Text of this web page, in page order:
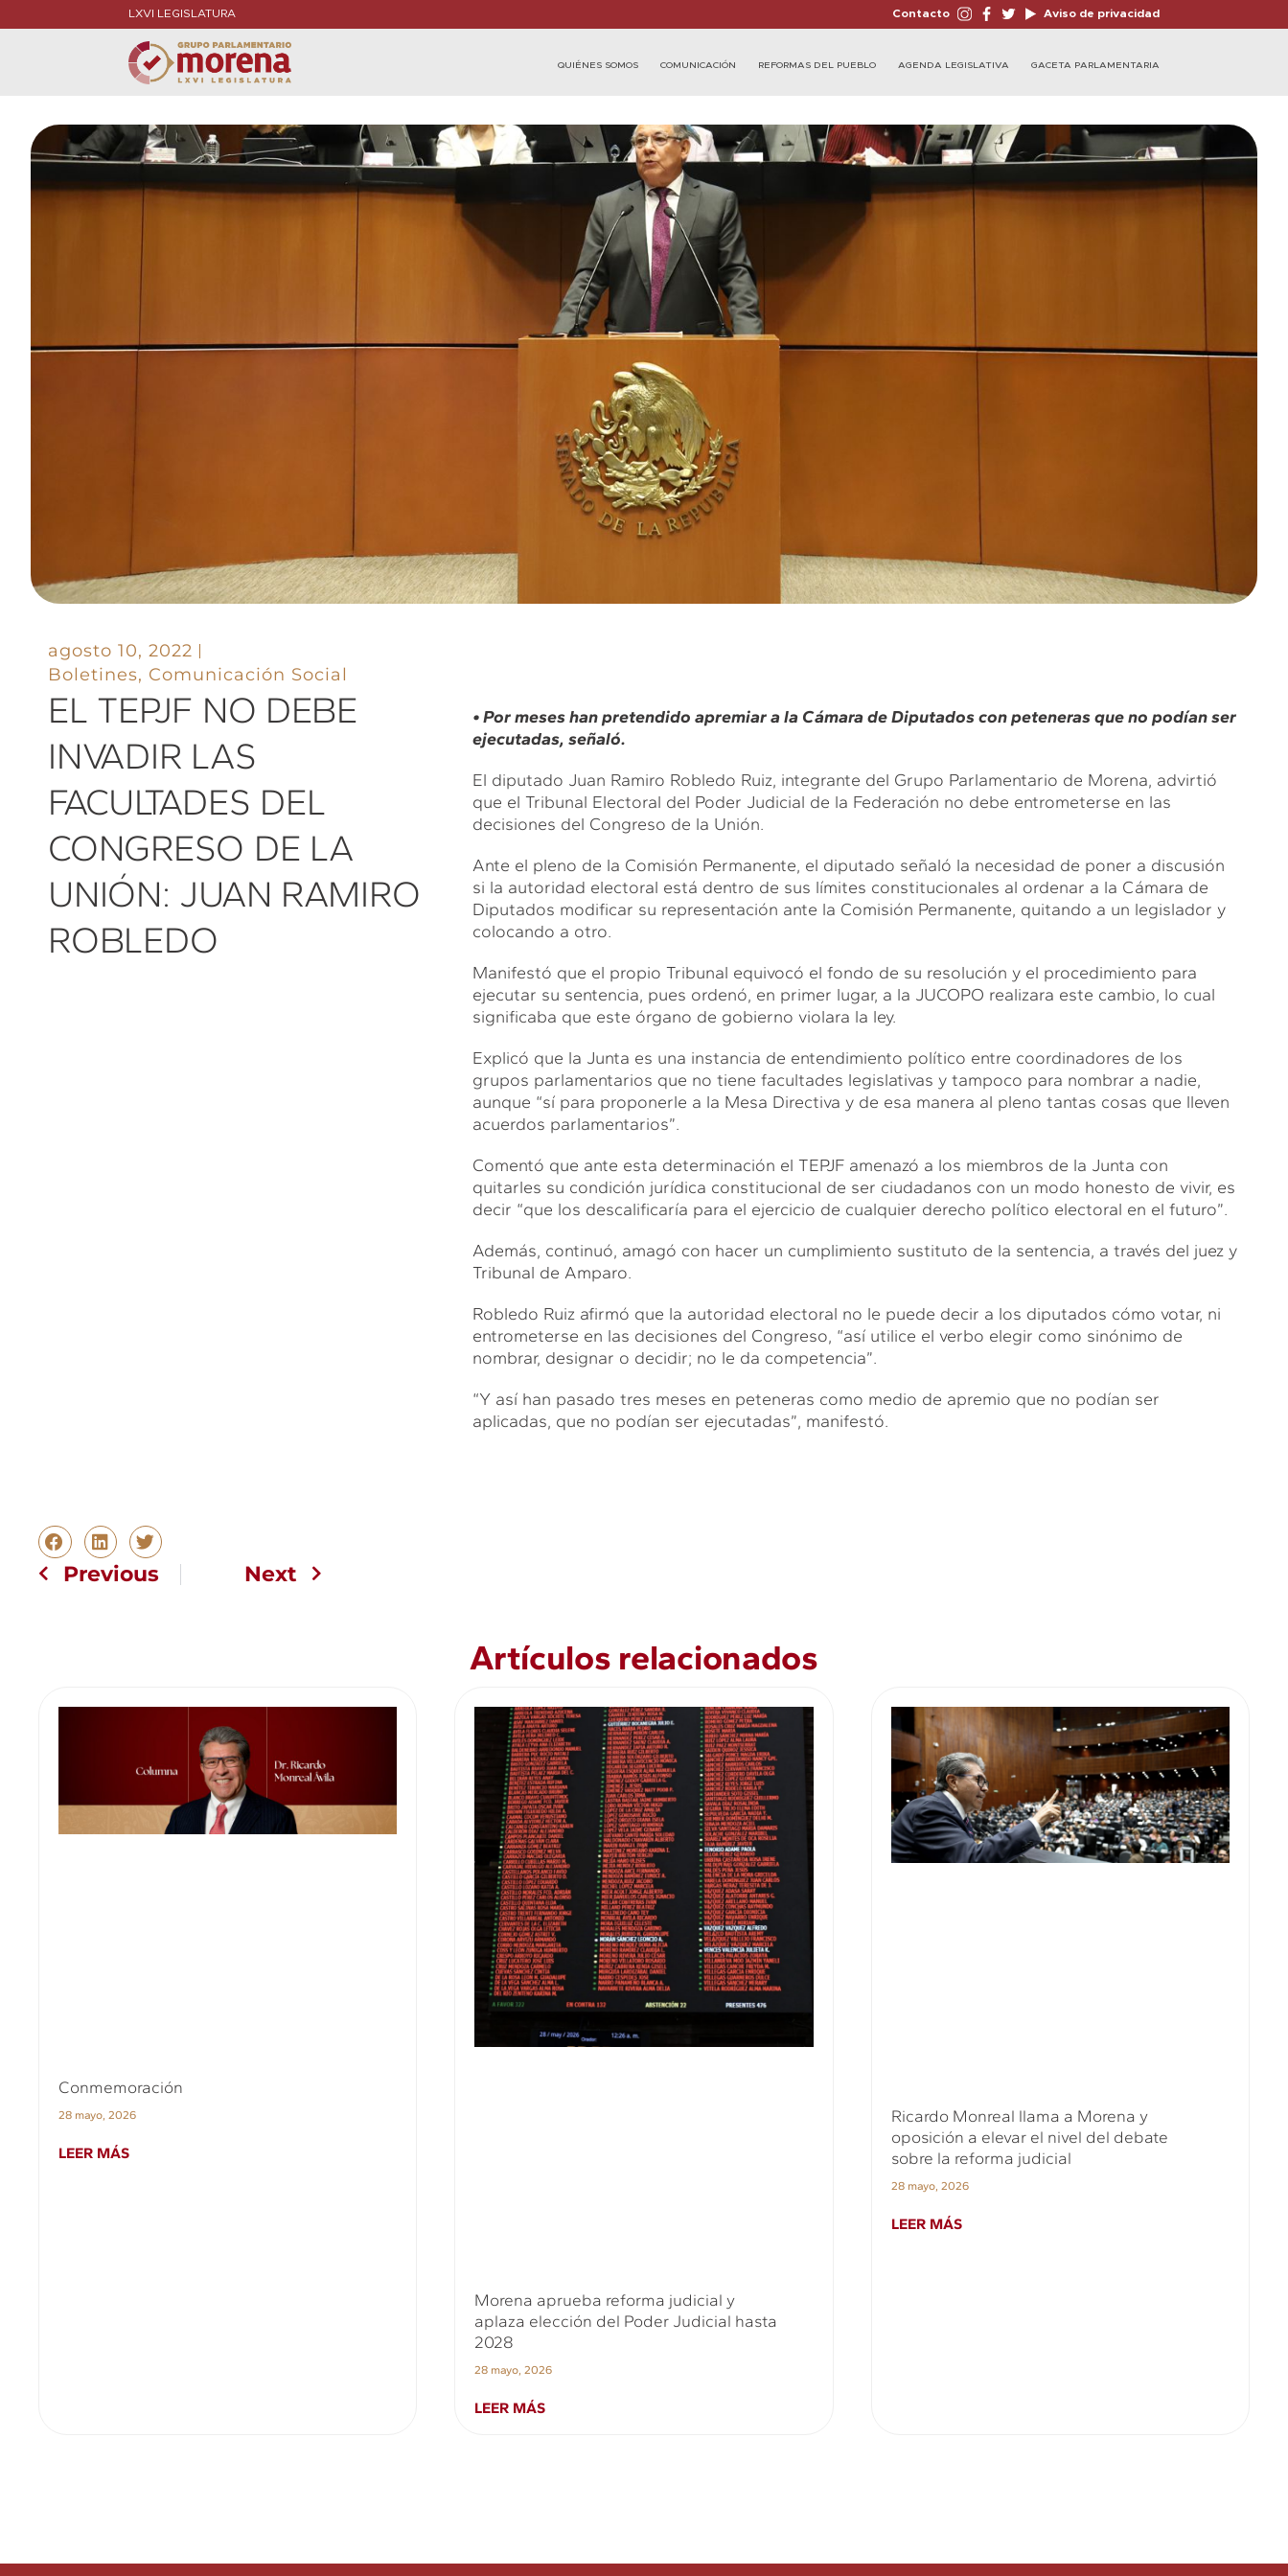
LXVI LEGISLATURA Contacto Aviso de privacidad
QUIÉNES SOMOS COMUNICACIÓN REFORMAS DEL PUEBLO AGENDA LEGISLATIVA GACETA PARLAMENTARIA
agosto 10, 2022
Boletines, Comunicación Social
EL TEPJF NO DEBE
INVADIR LAS
FACULTADES DEL
CONGRESO DE LA
UNIÓN: JUAN RAMIRO
ROBLEDO
• Por meses han pretendido apremiar a la Cámara de Diputados con peteneras que no podían ser
ejecutadas, señaló.
El diputado Juan Ramiro Robledo Ruiz, integrante del Grupo Parlamentario de Morena, advirtió
que el Tribunal Electoral del Poder Judicial de la Federación no debe entrometerse en las
decisiones del Congreso de la Unión.
Ante el pleno de la Comisión Permanente, el diputado señaló la necesidad de poner a discusión
si la autoridad electoral está dentro de sus límites constitucionales al ordenar a la Cámara de
Diputados modificar su representación ante la Comisión Permanente, quitando a un legislador y
colocando a otro.
Manifestó que el propio Tribunal equivocó el fondo de su resolución y el procedimiento para
ejecutar su sentencia, pues ordenó, en primer lugar, a la JUCOPO realizara este cambio, lo cual
significaba que este órgano de gobierno violara la ley.
Explicó que la Junta es una instancia de entendimiento político entre coordinadores de los
grupos parlamentarios que no tiene facultades legislativas y tampoco para nombrar a nadie,
aunque “sí para proponerle a la Mesa Directiva y de esa manera al pleno tantas cosas que lleven
acuerdos parlamentarios”.
Comentó que ante esta determinación el TEPJF amenazó a los miembros de la Junta con
quitarles su condición jurídica constitucional de ser ciudadanos con un modo honesto de vivir, es
decir “que los descalificaría para el ejercicio de cualquier derecho político electoral en el futuro”.
Además, continuó, amagó con hacer un cumplimiento sustituto de la sentencia, a través del juez y
Tribunal de Amparo.
Robledo Ruiz afirmó que la autoridad electoral no le puede decir a los diputados cómo votar, ni
entrometerse en las decisiones del Congreso, “así utilice el verbo elegir como sinónimo de
nombrar, designar o decidir; no le da competencia”.
“Y así han pasado tres meses en peteneras como medio de apremio que no podían ser
aplicadas, que no podían ser ejecutadas”, manifestó.
Previous Next
Artículos relacionados
Conmemoración
28 mayo, 2026
LEER MÁS
Morena aprueba reforma judicial y
aplaza elección del Poder Judicial hasta
2028
28 mayo, 2026
LEER MÁS
Ricardo Monreal llama a Morena y
oposición a elevar el nivel del debate
sobre la reforma judicial
28 mayo, 2026
LEER MÁS